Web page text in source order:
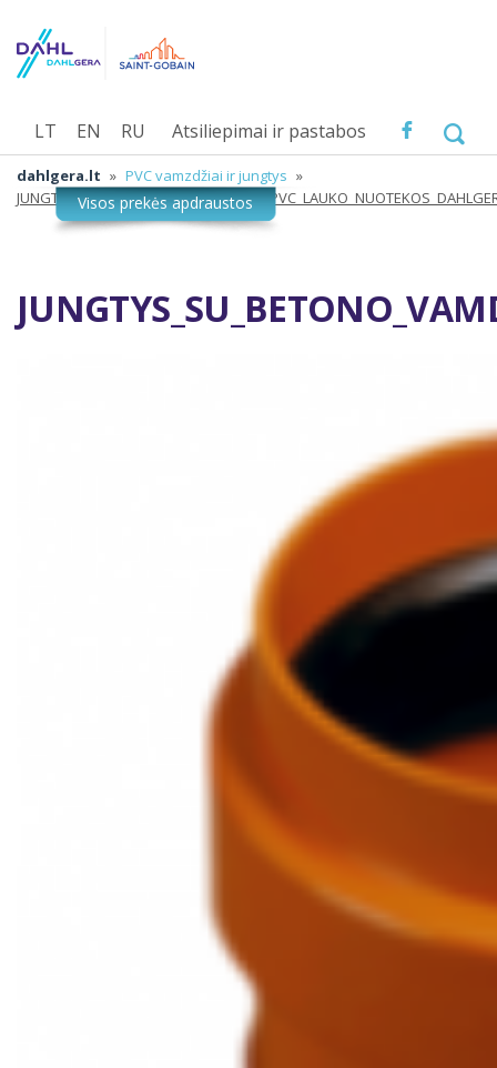
Atsiliepimai ir pastabos
LT EN RU
dahlgera.lt » PVC vamzdžiai ir jungtys »